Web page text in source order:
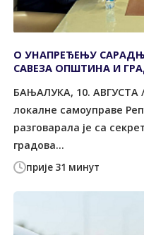
прије 31 минут
О УНАПРЕЂЕЊУ
САВЕЗА ОПШТИНА И
БАЊАЛУКА, 10. АВГУСТА
локалне самоуправе
разговарала је са
градова...